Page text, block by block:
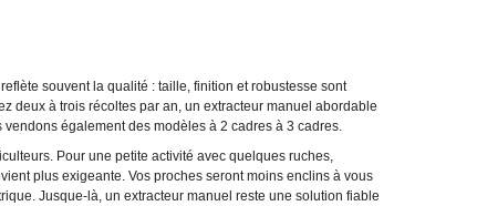
souvent la qualité : taille, finition et robustesse sont
deux à trois récoltes par an, un extracteur manuel abordable
également des modèles à 2 cadres à 3 cadres.
Pour une petite activité avec quelques ruches,
plus exigeante. Vos proches seront moins enclins à vous
Jusque-là, un extracteur manuel reste une solution fiable